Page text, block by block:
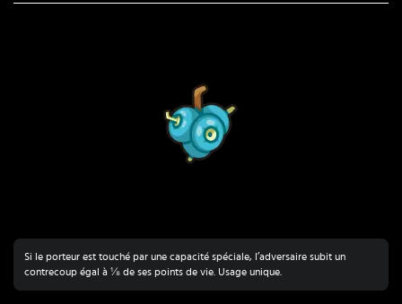
Si le porteur est touché par une capacité spéciale, l’adversaire subit un
contrecoup égal à ⅛ de ses points de vie. Usage unique.